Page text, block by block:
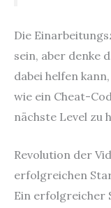
Die
sein, aber denke
dabei helfen
wie ein Cheat-
nächste Level zu
Revolution der
erfolgreichen
Ein erfolgreicher